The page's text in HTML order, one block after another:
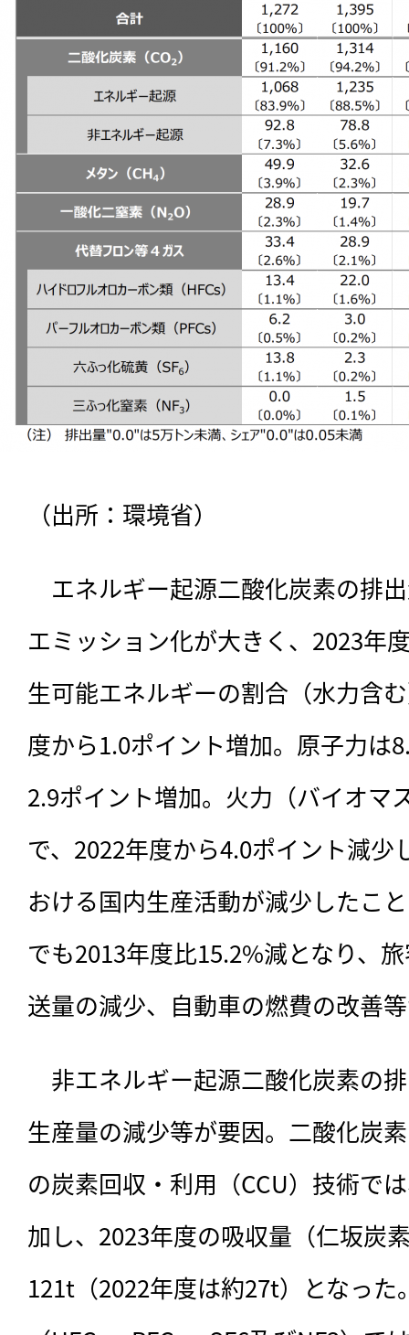
（出所：環境省）
エネルギー起源二酸化炭素の排
エミッション化が大きく、2023年
生可能エネルギーの割合（水力含
度から1.0ポイント増加。原子力は
2.9ポイント増加。火力（バイオマ
で、2022年度から4.0ポイント減少
おける国内生産活動が減少したこ
でも2013年度比15.2%減となり、
送量の減少、自動車の燃費の改善
非エネルギー起源二酸化炭素の
生産量の減少等が要因。二酸化炭
の炭素回収・利用（CCU）技術で
加し、2023年度の吸収量（仁坂炭
121t（2022年度は約27t）となった